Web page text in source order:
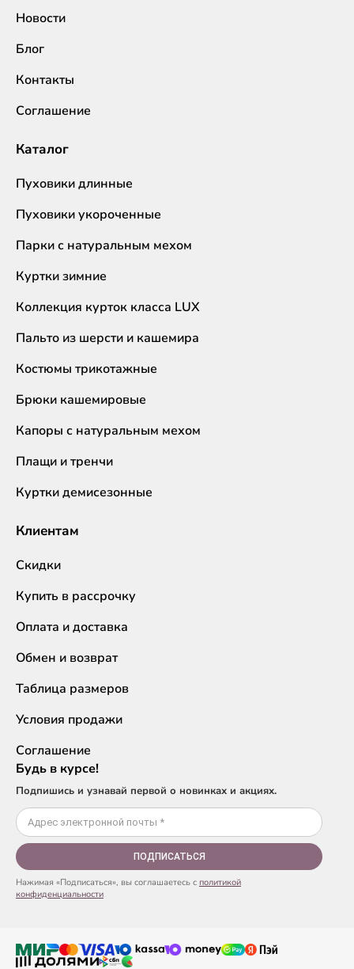
Новости
Блог
Контакты
Соглашение
Каталог
Пуховики длинные
Пуховики укороченные
Парки с натуральным мехом
Куртки зимние
Коллекция курток класса LUX
Пальто из шерсти и кашемира
Костюмы трикотажные
Брюки кашемировые
Капоры с натуральным мехом
Плащи и тренчи
Куртки демисезонные
Клиентам
Скидки
Купить в рассрочку
Оплата и доставка
Обмен и возврат
Таблица размеров
Условия продажи
Соглашение
Будь в курсе!
Подпишись и узнавай первой о новинках и акциях.
ПОДПИСАТЬСЯ
Нажимая «Подписаться», вы соглашаетесь с политикой
конфиденциальности